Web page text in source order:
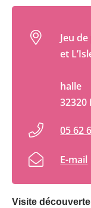
Visite
Jeu
et
halle
05 62
E-mail